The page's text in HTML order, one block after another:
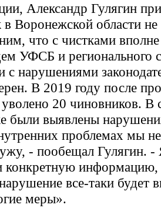
Александр Гулягин
Воронежской области не
что с чистками
УФСБ и регионального
с нарушениями
В 2019 году после
20 чиновников. В
были выявлены
проблемах мы
- пообещал Гулягин. -
конкретную информацию,
все-таки будет
меры».